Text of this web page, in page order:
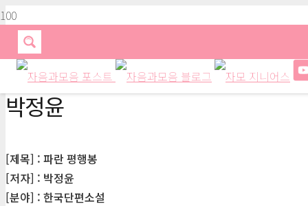
박정윤
[제목] : 파란 평행봉
[저자] : 박정윤
[분야] : 한국단편소설